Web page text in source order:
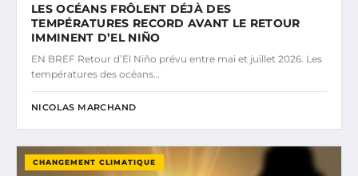
LES OCÉANS FRÔLENT DÉJÀ DES
TEMPÉRATURES RECORD AVANT LE RETOUR
IMMINENT D’EL NIÑO
EN BREF Retour d’El Niño prévu entre mai et juillet 2026. Les
températures des océans…
NICOLAS MARCHAND
CHANGEMENT CLIMATIQUE